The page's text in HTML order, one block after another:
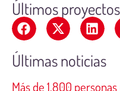
Últimos proyectos
Últimas noticias
Más de 1.800